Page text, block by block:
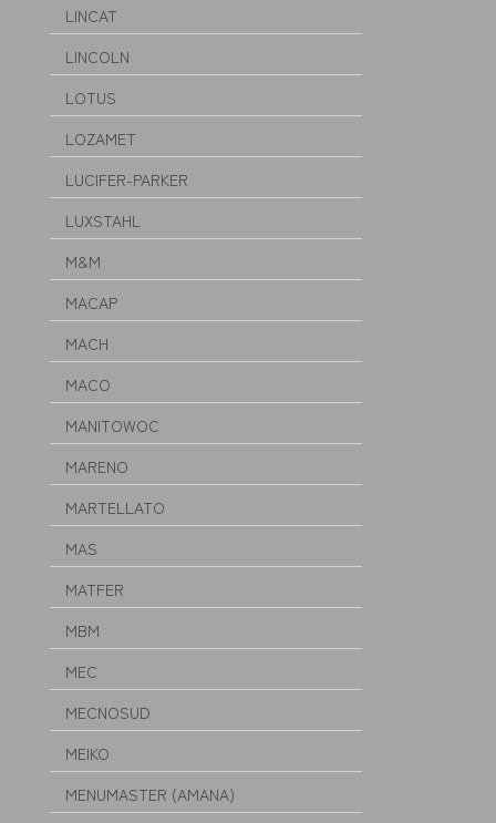
LINCAT
LINCOLN
LOTUS
LOZAMET
LUCIFER-PARKER
LUXSTAHL
M&M
MACAP
MACH
MACO
MANITOWOC
MARENO
MARTELLATO
MAS
MATFER
MBM
MEC
MECNOSUD
MEIKO
MENUMASTER (AMANA)